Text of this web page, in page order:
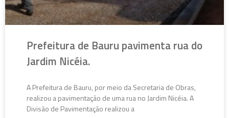
Prefeitura de Bauru pavimenta rua do
Jardim Nicéia.
A Prefeitura de Bauru, por meio da Secretaria de Obras,
realizou a pavimentação de uma rua no Jardim Nicéia. A
Divisão de Pavimentação realizou a